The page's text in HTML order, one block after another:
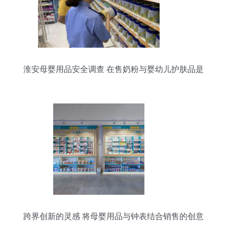
淮安母婴用品安全调查 在售奶粉与婴幼儿护肤品是
跨界创新的灵感 将母婴用品与钟表结合销售的创意